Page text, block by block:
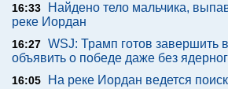
16:33
Найдено тело мальчика,
реке Иордан
16:27 WSJ: Трамп готов завершить
объявить о победе даже без
16:05
На реке Иордан ведется